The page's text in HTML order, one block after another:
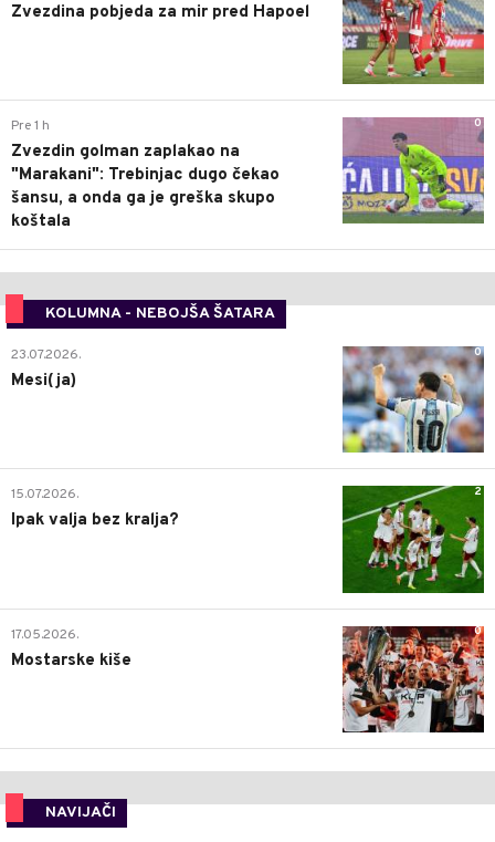
Zvezdina pobjeda za mir pred Hapoel
0
Pre 1 h
Zvezdin golman zaplakao na
"Marakani": Trebinjac dugo čekao
šansu, a onda ga je greška skupo
koštala
KOLUMNA - NEBOJŠA ŠATARA
0
23.07.2026.
Mesi(ja)
2
15.07.2026.
Ipak valja bez kralja?
0
17.05.2026.
Mostarske kiše
NAVIJAČI